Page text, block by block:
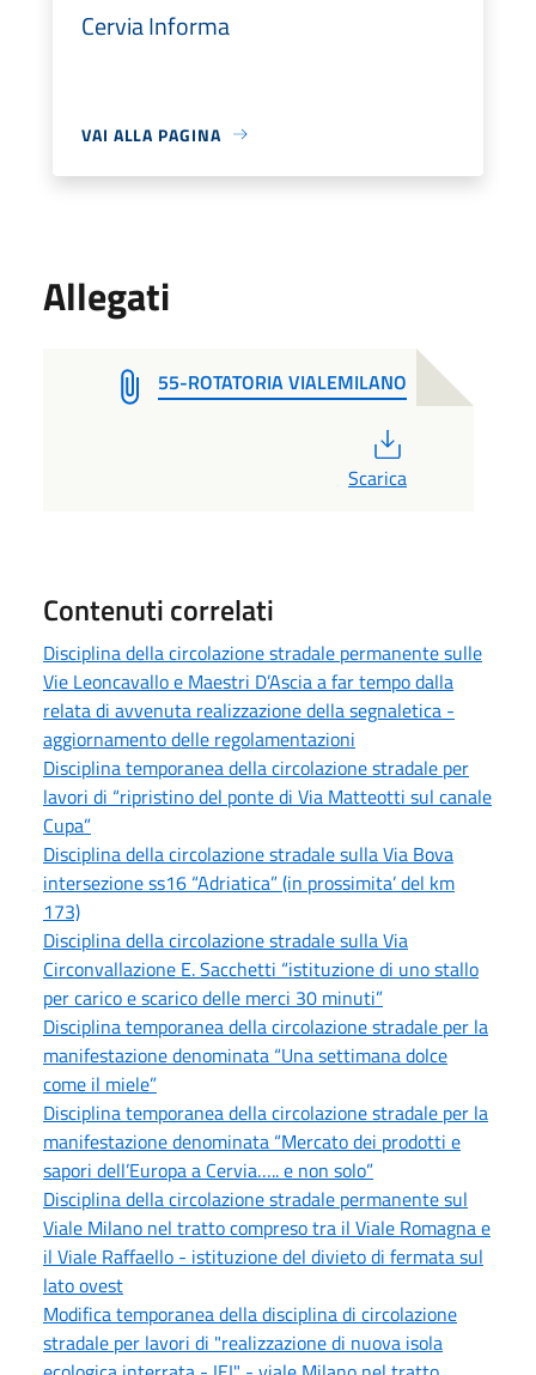
Cervia Informa
VAI ALLA PAGINA
Allegati
55-ROTATORIA VIALEMILANO
Scarica
Contenuti correlati
Disciplina della circolazione stradale permanente sulle
Vie Leoncavallo e Maestri D’Ascia a far tempo dalla
relata di avvenuta realizzazione della segnaletica -
aggiornamento delle regolamentazioni
Disciplina temporanea della circolazione stradale per
lavori di “ripristino del ponte di Via Matteotti sul canale
Cupa”
Disciplina della circolazione stradale sulla Via Bova
intersezione ss16 “Adriatica” (in prossimita’ del km
173)
Disciplina della circolazione stradale sulla Via
Circonvallazione E. Sacchetti “istituzione di uno stallo
per carico e scarico delle merci 30 minuti”
Disciplina temporanea della circolazione stradale per la
manifestazione denominata “Una settimana dolce
come il miele”
Disciplina temporanea della circolazione stradale per la
manifestazione denominata “Mercato dei prodotti e
sapori dell’Europa a Cervia….. e non solo”
Disciplina della circolazione stradale permanente sul
Viale Milano nel tratto compreso tra il Viale Romagna e
il Viale Raffaello - istituzione del divieto di fermata sul
lato ovest
Modifica temporanea della disciplina di circolazione
stradale per lavori di "realizzazione di nuova isola